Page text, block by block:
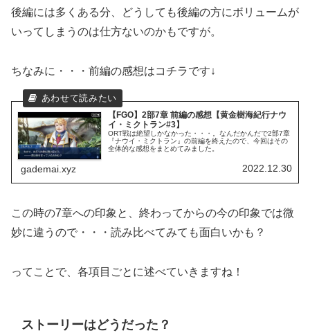
後編には多くある分、どうしても後編の方にボリュームが
いってしまうのは仕方ないのかもですが。
ちなみに・・・前編の感想はコチラです↓
【FGO】2部7章 前編の感想【黄金樹海紀行ナウ
イ・ミクトラン#3】
ORT戦は絶望しかなかった・・・。なんだかんだで2部7章
『ナウイ・ミクトラン』の前編を終えたので、今回はその
全体的な感想をまとめてみました。
gademai.xyz 2022.12.30
この時の7章への印象と、終わってからの今の印象では微
妙に違うので・・・読み比べてみても面白いかも？
ってことで、各項目ごとに述べていきますね！
ストーリーはどうだった？